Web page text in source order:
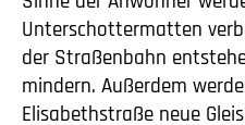
Unterschottermatten
der Straßenbahn
mindern. Außerdem
Elisabethstraße neue